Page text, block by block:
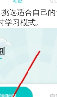
选适合自己
学习模式。